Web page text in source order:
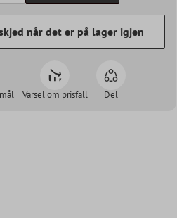
når det er på lager igjen
Varsel om prisfall Del